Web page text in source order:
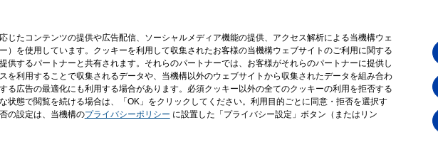
たコンテンツの提供や広告配信、ソーシャルメディア機能の提供、アクセス解析による当機構ウェ
を使用しています。クッキーを利用して収集されたお客様の当機構ウェブサイトのご利用に関する
するパートナーと共有されます。それらのパートナーでは、お客様がそれらのパートナーに提供し
利用することで収集されるデータや、当機構以外のウェブサイトから収集されたデータを組み合わ
広告の最適化にも利用する場合があります。必須クッキー以外の全てのクッキーの利用を拒否する
態で閲覧を続ける場合は、「OK」をクリックしてください。利用目的ごとに同意・拒否を選択す
の設定は、当機構のプライバシーポリシー に設置した「プライバシー設定」ボタン（またはリン